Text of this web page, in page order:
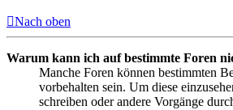
Nach oben
Warum kann ich auf bestimmte Foren
Manche Foren können bestimmten
vorbehalten sein. Um diese
schreiben oder andere Vorgänge